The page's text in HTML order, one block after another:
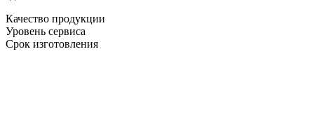
Качество продукции
Уровень сервиса
Срок изготовления